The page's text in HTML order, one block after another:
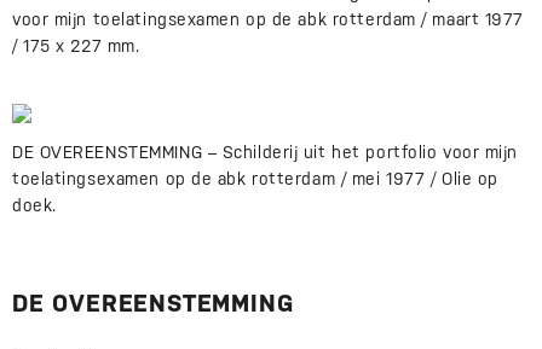
voor mijn toelatingsexamen op de abk rotterdam / maart 1977
/ 175 x 227 mm.
DE OVEREENSTEMMING – Schilderij uit het portfolio voor mijn
toelatingsexamen op de abk rotterdam / mei 1977 / Olie op
doek.
DE OVEREENSTEMMING